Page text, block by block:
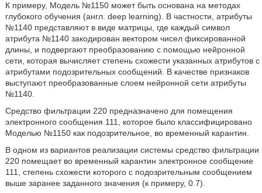
К примеру, Модель №1150 может быть основана на методах
глубокого обучения (англ. deep learning). В частности, атрибуты
№1140 представляют в виде матрицы, где каждый символ
атрибута №1140 закодирован вектором чисел фиксированной
длины, и подвергают преобразованию с помощью нейронной
сети, которая вычисляет степень схожести указанных атрибутов с
атрибутами подозрительных сообщений. В качестве признаков
выступают преобразованные слоем нейронной сети атрибуты
№1140.
Средство фильтрации 220 предназначено для помещения
электронного сообщения 111, которое было классифицировано
Моделью №1150 как подозрительное, во временный карантин.
В одном из вариантов реализации системы средство фильтрации
220 помещает во временный карантин электронное сообщение
111, степень схожести которого с подозрительным сообщением
выше заранее заданного значения (к примеру, 0.7).